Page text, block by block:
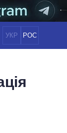
УКР РОС